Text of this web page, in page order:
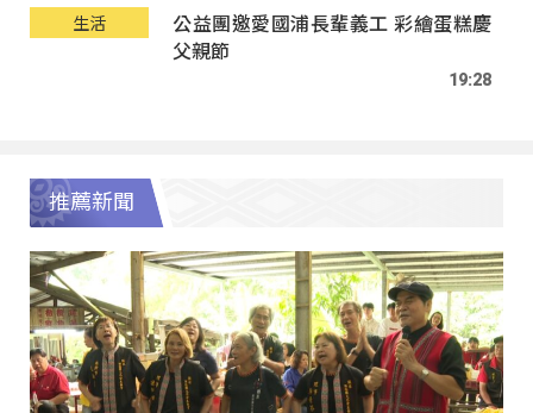
生活
公益團邀愛國浦長輩義工 彩繪蛋糕慶
父親節
19:28
推薦新聞